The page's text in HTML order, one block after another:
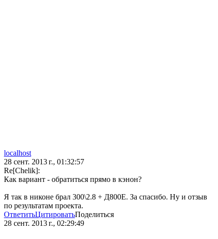
localhost
28 сент. 2013 г., 01:32:57
Re[Chelik]:
Как вариант - обратиться прямо в кэнон?
Я так в никоне брал 300\2.8 + Д800Е. За спасибо. Ну и отзыв
по результатам проекта.
ОтветитьЦитироватьПоделиться
28 сент. 2013 г., 02:29:49